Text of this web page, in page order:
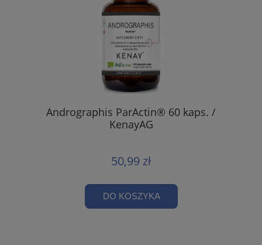
Andrographis ParActin® 60 kaps. /
KenayAG
50,99 zł
DO KOSZYKA